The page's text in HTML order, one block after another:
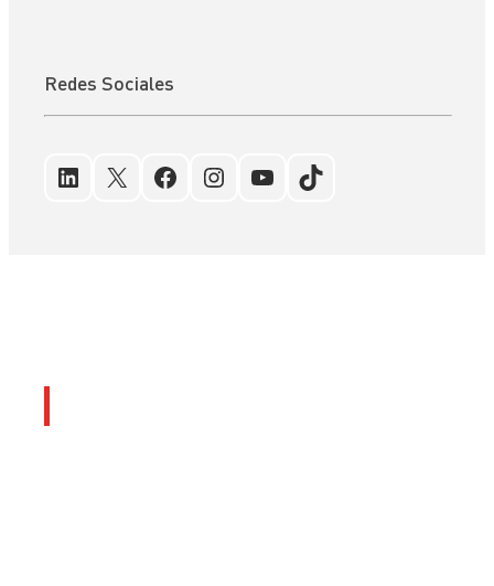
Redes Sociales
LinkedIn
X Facebook
Instagram
YouTube
TikTok